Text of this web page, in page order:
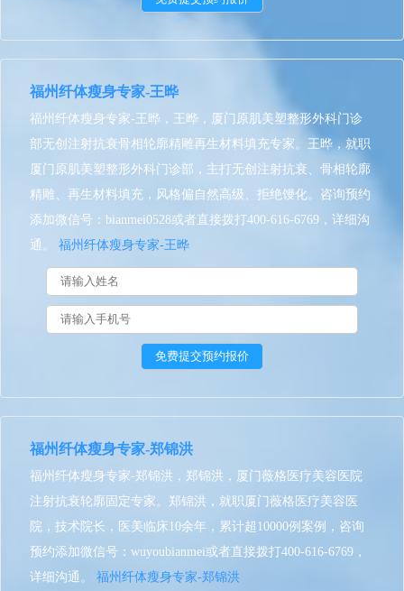
福州纤体瘦身专家-王晔
福州纤体瘦身专家-王晔，王晔，厦门原肌美塑整形外科门诊
部无创注射抗衰骨相轮廓精雕再生材料填充专家。王晔，就职
厦门原肌美塑整形外科门诊部，主打无创注射抗衰、骨相轮廓
精雕、再生材料填充，风格偏自然高级、拒绝馒化。咨询预约
添加微信号：bianmei0528或者直接拨打400-616-6769，详细沟
通。 福州纤体瘦身专家-王晔
福州纤体瘦身专家-郑锦洪
福州纤体瘦身专家-郑锦洪，郑锦洪，厦门薇格医疗美容医院
注射抗衰轮廓固定专家。郑锦洪，就职厦门薇格医疗美容医
院，技术院长，医美临床10余年，累计超10000例案例，咨询
预约添加微信号：wuyoubianmei或者直接拨打400-616-6769，
详细沟通。 福州纤体瘦身专家-郑锦洪